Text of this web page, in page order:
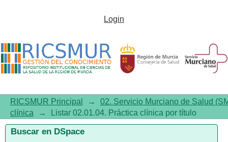
Listar 02.01.04. Práctica clínica
Login
RICSMUR Principal →
02. Servicio Murciano de Salud
clínica
→ Listar 02.01.04. Práctica clínica por título
Buscar en DSpace